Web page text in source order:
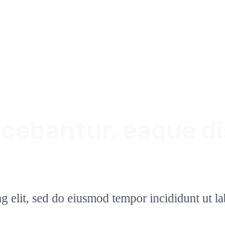
elit, sed do eiusmod tempor incididunt